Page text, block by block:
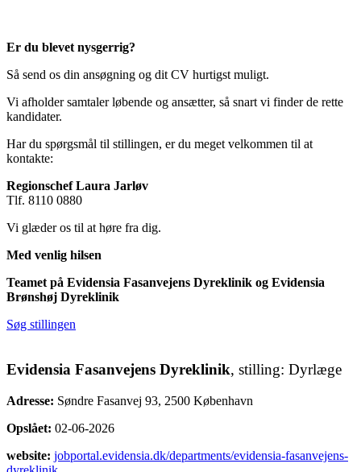
Er du blevet nysgerrig?
Så send os din ansøgning og dit CV hurtigst muligt.
Vi afholder samtaler løbende og ansætter, så snart vi finder de rette
kandidater.
Har du spørgsmål til stillingen, er du meget velkommen til at
kontakte:
Regionschef Laura Jarløv
Tlf. 8110 0880
Vi glæder os til at høre fra dig.
Med venlig hilsen
Teamet på Evidensia Fasanvejens Dyreklinik og Evidensia
Brønshøj Dyreklinik
Søg stillingen
Evidensia Fasanvejens Dyreklinik, stilling: Dyrlæge
Adresse: Søndre Fasanvej 93, 2500 København
Opslået: 02-06-2026
website: jobportal.evidensia.dk/departments/evidensia-fasanvejens-